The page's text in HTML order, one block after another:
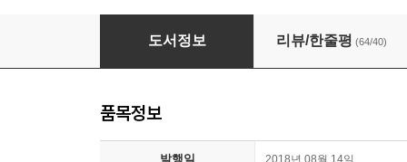
에디톨로지 (스페셜 에디션)
도서정보 리뷰/한줄평 (64/40)
품목정보
발행일 2018년 08월 14일